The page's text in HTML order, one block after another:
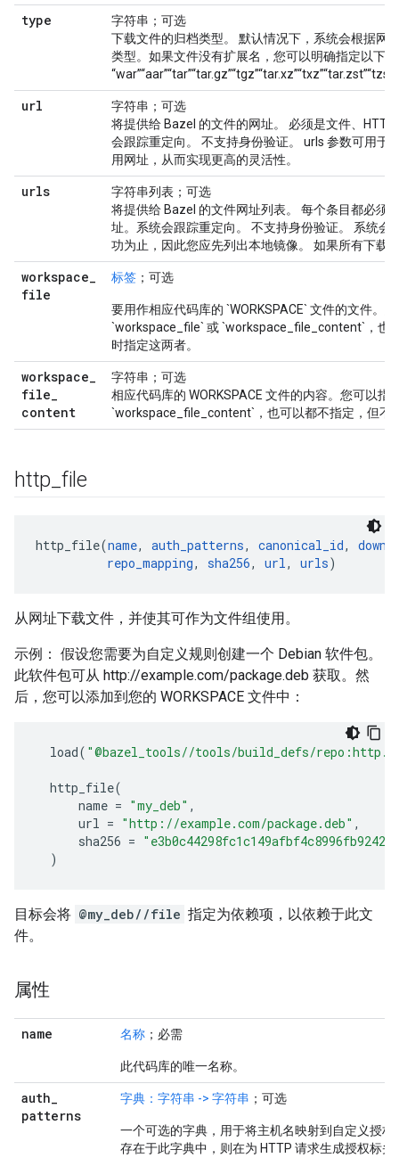
type
字符串；可选
下载文件的归档类型。 默认情况下，系统会根据网
类型。如果文件没有扩展名，您可以明确指定以下扩
url
字符串；可选
将提供给 Bazel 的文件的网址。 必须是文件、HTTP
会跟踪重定向。 不支持身份验证。 urls 参数可用于
用网址，从而实现更高的灵活性。
urls
字符串列表；可选
将提供给 Bazel 的文件网址列表。 每个条目都必须
址。系统会跟踪重定向。 不支持身份验证。 系统会
功为止，因此您应先列出本地镜像。 如果所有下载
workspace_
file
标签 ；可选
要用作相应代码库的 `WORKSPACE` 文件的文件。
`workspace_file` 或 `workspace_file_content`，也
时指定这两者。
workspace_
file_
content
字符串；可选
相应代码库的 WORKSPACE 文件的内容。您可以指
`workspace_file_content`，也可以都不指定，但不
http file
http_file(name, auth_patterns, canonical_id,
repo_mapping, sha256, url, urls
从网址下载文件，并使其可作为文件组使用。
示例： 假设您需要为自定义规则创建一个 Debian 软件包。
此软件包可从 http://example.com/package.deb 获取。然
后，您可以添加到您的 WORKSPACE 文件中：
load( "@bazel_tools//tools/build_defs/
http_file(
name = "my_deb" ,
url = "http://example.com/package.deb" ,
sha256 =
)
目标会将 @my_deb//file 指定为依赖项，以依赖于此文
件。
属性
name 名称 ；必需
此代码库的唯一名称。
auth_
patterns
字典：字符串 -> 字符串 ；可选
一个可选的字典，用于将主机名映射到自定义授
存在于此字典中，则在为 HTTP 请求生成授权标